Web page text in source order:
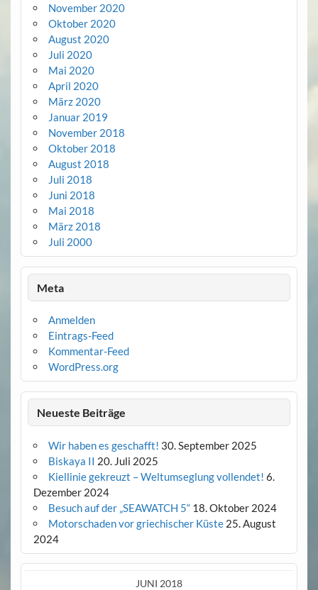
November 2020
Oktober 2020
August 2020
Juli 2020
Mai 2020
April 2020
März 2020
Januar 2019
November 2018
Oktober 2018
August 2018
Juli 2018
Juni 2018
Mai 2018
März 2018
Juli 2000
Meta
Anmelden
Eintrags-Feed
Kommentar-Feed
WordPress.org
Neueste Beiträge
Wir haben es geschafft! 30. September 2025
Biskaya II 20. Juli 2025
Kiellinie gekreuzt – Weltumseglung vollendet! 6.
Dezember 2024
Besuch auf der „SEAWATCH 5“ 18. Oktober 2024
Motorschaden vor griechischer Küste 25. August
2024
JUNI 2018